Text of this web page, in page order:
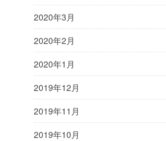
2020年3月
2020年2月
2020年1月
2019年12月
2019年11月
2019年10月